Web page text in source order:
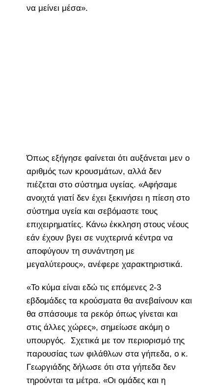
να μείνει μέσα».
Όπως εξήγησε φαίνεται ότι αυξάνεται μεν ο
αριθμός των κρουσμάτων, αλλά δεν
πιέζεται στο σύστημα υγείας. «Αφήσαμε
ανοιχτά γιατί δεν έχει ξεκινήσει η πίεση στο
σύστημα υγεία και σεβόμαστε τους
επιχειρηματίες. Κάνω έκκληση στους νέους
εάν έχουν βγει σε νυχτερινά κέντρα να
αποφύγουν τη συνάντηση με
μεγαλύτερους», ανέφερε χαρακτηριστικά.
«Το κύμα είναι εδώ τις επόμενες 2-3
εβδομάδες τα κρούσματα θα ανεβαίνουν και
θα σπάσουμε τα ρεκόρ όπως γίνεται και
στις άλλες χώρες», σημείωσε ακόμη ο
υπουργός. Σχετικά με τον περιορισμό της
παρουσίας των φιλάθλων στα γήπεδα, ο κ.
Γεωργιάδης δήλωσε ότι στα γήπεδα δεν
τηρούνται τα μέτρα. «Οι ομάδες και η